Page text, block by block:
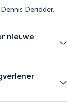
Deridder.
nieuwe